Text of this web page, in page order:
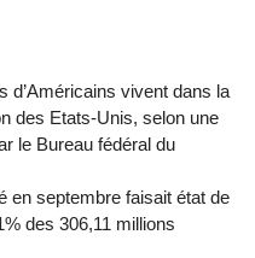
d’Américains vivent dans la
des Etats-Unis, selon une
le Bureau fédéral du
en septembre faisait état de
des 306,11 millions